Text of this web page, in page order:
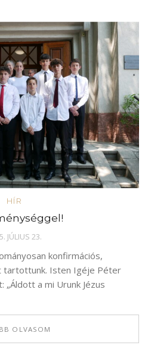
HÍR
JÚLIUS 23.
konfirmációs,
Isten Igéje Péter
a mi Urunk Jézus
OLVASOM